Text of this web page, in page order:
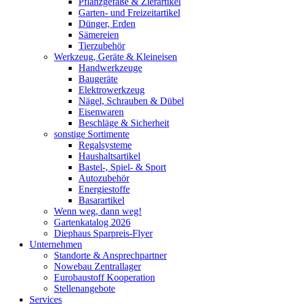
Garten- und Freizeitartikel
Dünger, Erden
Sämereien
Tierzubehör
Werkzeug, Geräte & Kleineisen
Handwerkzeuge
Baugeräte
Elektrowerkzeug
Nägel, Schrauben & Dübel
Eisenwaren
Beschläge & Sicherheit
sonstige Sortimente
Regalsysteme
Haushaltsartikel
Bastel-, Spiel- & Sport
Autozubehör
Energiestoffe
Basarartikel
Wenn weg, dann weg!
Gartenkatalog 2026
Diephaus Sparpreis-Flyer
Unternehmen
Standorte & Ansprechpartner
Nowebau Zentrallager
Eurobaustoff Kooperation
Stellenangebote
Services